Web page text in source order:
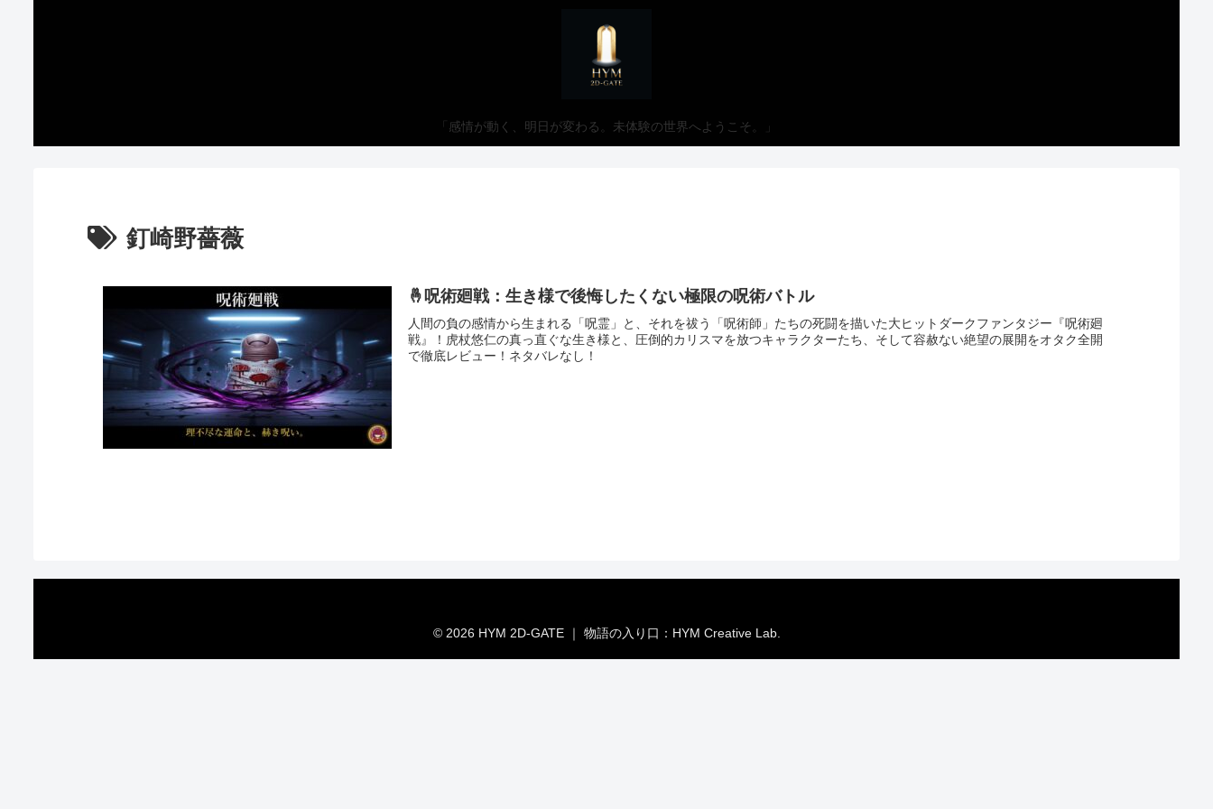
「感情が動く、明日が変わる。未体験の世界へようこそ。」
釘崎野薔薇
🤞呪術廻戦：生き様で後悔したくない極限の呪術バトル
人間の負の感情から生まれる「呪霊」と、それを祓う「呪術師」たちの死闘を描いた大ヒットダークファンタジー『呪術廻
戦』！虎杖悠仁の真っ直ぐな生き様と、圧倒的カリスマを放つキャラクターたち、そして容赦ない絶望の展開をオタク全開
で徹底レビュー！ネタバレなし！
© 2026 HYM 2D-GATE ｜ 物語の入り口：HYM Creative Lab.